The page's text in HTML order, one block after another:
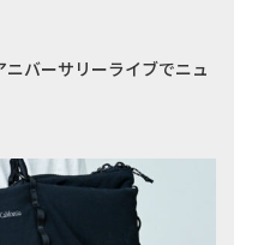
バーサリーライブでニュ